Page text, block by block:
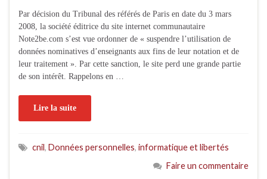
Par décision du Tribunal des référés de Paris en date du 3 mars
2008, la société éditrice du site internet communautaire
Note2be.com s’est vue ordonner de « suspendre l’utilisation de
données nominatives d’enseignants aux fins de leur notation et de
leur traitement ». Par cette sanction, le site perd une grande partie
de son intérêt. Rappelons en …
Lire la suite
cnil, Données personnelles, informatique et libertés
Faire un commentaire